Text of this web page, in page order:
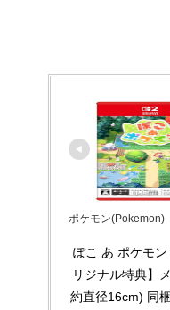
ポケモン(Pokemon)
ぽこ あ ポケモ
リジナル特典】
約直径16cm) 同